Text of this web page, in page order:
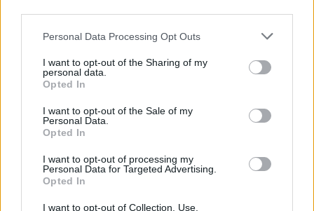
Please note that this website/app uses one or more Google
not limited to your visit or usage behaviour. You may click to
grant or deny consent to Google and its third-party tags to
use your data for below specified purposes in below Google
consent section.
Personal Data Processing Opt Outs
I want to opt-out of the Sharing of my
personal data.
Opted In
I want to opt-out of the Sale of my
Personal Data.
Opted In
I want to opt-out of processing my
Personal Data for Targeted Advertising.
Opted In
I want to opt-out of Collection, Use,
Újabb Tasnádi bemutatóra készül a a kecskeméti
Katona József Színház. Tasnádi István: Finito címû
órakormutatják be az ÜzemszínházábanTasnádi
Csaba rendezésésben.